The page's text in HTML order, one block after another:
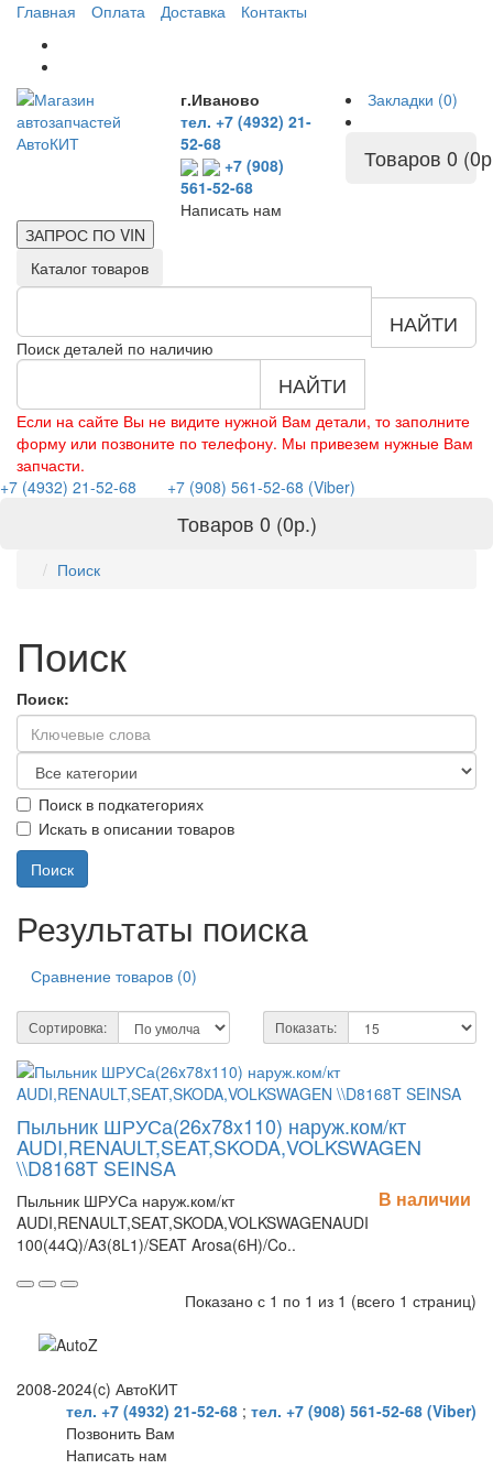
Главная Оплата Доставка Контакты
г.Иваново
тел. +7 (4932) 21-
52-68
+7 (908)
561-52-68
Написать нам
Закладки (0)
Товаров 0
ЗАПРОС ПО VIN
Каталог товаров
Поиск деталей по наличию
НАЙТИ
НАЙТИ
Если на сайте Вы не видите нужной Вам детали, то заполните
форму или позвоните по телефону. Мы привезем нужные Вам
запчасти.
+7 (4932) 21-52-68
+7 (908) 561-52-68 (Viber)
Товаров 0 (0р.)
Поиск
Поиск
Поиск:
Поиск в подкатегориях
Искать в описании товаров
Результаты поиска
Сравнение товаров (0)
Сортировка: Показать:
Пыльник ШРУСа(26x78x110) наруж.ком/кт
AUDI,RENAULT,SEAT,SKODA,VOLKSWAGEN
\\D8168T SEINSA
Пыльник ШРУСа наруж.ком/кт
AUDI,RENAULT,SEAT,SKODA,VOLKSWAGENAUDI
100(44Q)/A3(8L1)/SEAT Arosa(6H)/Co..
В наличии
Показано с 1 по 1 из 1 (всего 1 страниц)
2008-2024(c) АвтоКИТ
тел. +7 (4932) 21-52-68 ; тел. +7 (908) 561-52-68 (Viber)
Позвонить Вам
Написать нам